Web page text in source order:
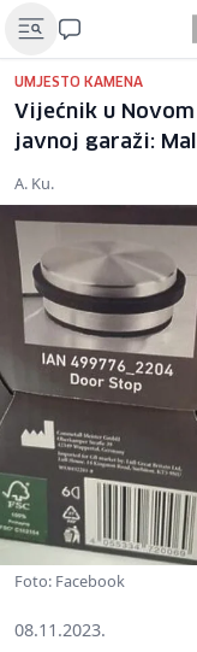
UMJESTO KAMENA
Vijećnik u
javnoj garaži:
A. Ku.
Foto: Facebook
08.11.2023.